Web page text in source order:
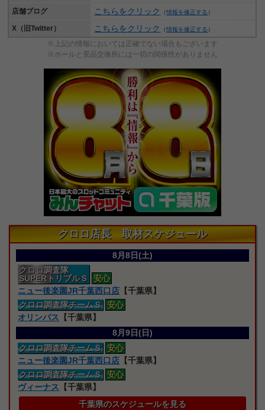
店舗ブログ こちらをクリック （情報を修正する ）
X（旧Twitter） こちらをクリック （情報を修正する ）
※上記の情報においては正確でない場合もございます
※ホールと景品交換所には一切の関係性がありません
クロロ店長 取材スケジュール
8月8日(土)
クロロ調査隊
SUPERトリプルＳ
安心
ニュー後楽園JR千葉西口店 【千葉県】
クロロ調査隊チームＳ 安心
オリンパス
【千葉県】
8月9日(日)
クロロ調査隊チームＳ 安心
ニュー後楽園JR千葉西口店 【千葉県】
クロロ調査隊チームＳ 安心
ヴィーナス
【千葉県】
千葉県のスケジュールを見る